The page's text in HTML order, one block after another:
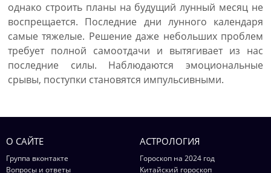
однако строить планы на будущий лунный месяц не
воспрещается. Последние дни лунного календаря
самые тяжелые. Решение даже небольших проблем
требует полной самоотдачи и вытягивает из нас
последние силы. Наблюдаются эмоциональные
срывы, поступки становятся импульсивными.
О САЙТЕ
Группа вконтакте
Вопросы и ответы
АСТРОЛОГИЯ
Гороскоп на 2024 год
Китайский гороскоп